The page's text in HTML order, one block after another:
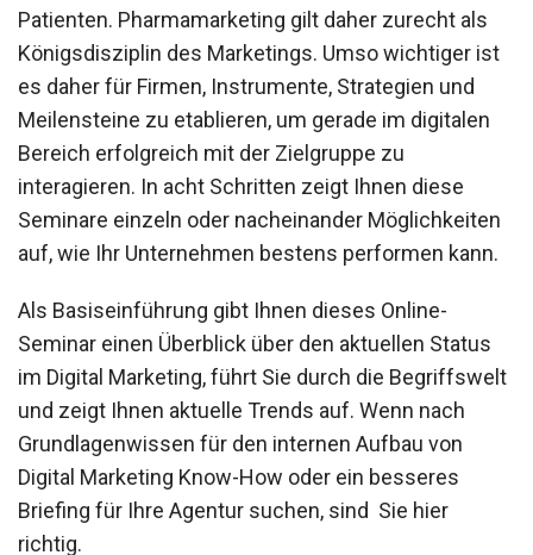
Patienten. Pharmamarketing gilt daher zurecht als
Königsdisziplin des Marketings. Umso wichtiger ist
es daher für Firmen, Instrumente, Strategien und
Meilensteine zu etablieren, um gerade im digitalen
Bereich erfolgreich mit der Zielgruppe zu
interagieren. In acht Schritten zeigt Ihnen diese
Seminare einzeln oder nacheinander Möglichkeiten
auf, wie Ihr Unternehmen bestens performen kann.
Als Basiseinführung gibt Ihnen dieses Online-
Seminar einen Überblick über den aktuellen Status
im Digital Marketing, führt Sie durch die Begriffswelt
und zeigt Ihnen aktuelle Trends auf. Wenn nach
Grundlagenwissen für den internen Aufbau von
Digital Marketing Know-How oder ein besseres
Briefing für Ihre Agentur suchen, sind Sie hier
richtig.